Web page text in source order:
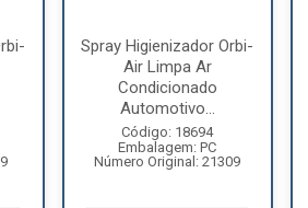
Spray Higienizador Orbi-
Air Limpa Ar
Condicionado
Automotivo...
Código: 18694
Embalagem: PC
Número Original: 21309